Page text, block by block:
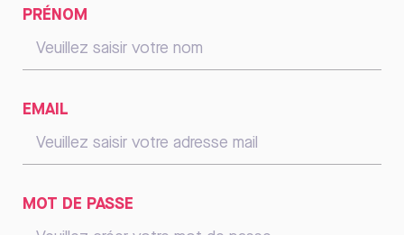
PRÉNOM
EMAIL
MOT DE PASSE